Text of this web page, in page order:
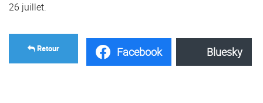
26 juillet.
Facebook Bluesky
Retour